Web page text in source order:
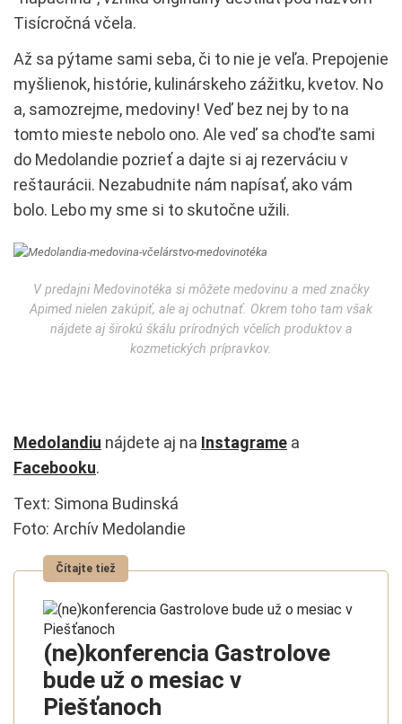
Tisícročná včela.
Až sa pýtame sami seba, či to nie je veľa. Prepojenie
myšlienok, histórie, kulinárskeho zážitku, kvetov. No
a, samozrejme, medoviny! Veď bez nej by to na
tomto mieste nebolo ono. Ale veď sa choďte sami
do Medolandie pozrieť a dajte si aj rezerváciu v
reštaurácii. Nezabudnite nám napísať, ako vám
bolo. Lebo my sme si to skutočne užili.
V predajni Medovinotéka si môžete medovinu a med značky
Apimed nielen zakúpiť, ale aj ochutnať. Okrem toho tam však
nájdete aj širokú škálu prírodných včelích produktov a
kozmetických prípravkov.
Medolandiu nájdete aj na Instagrame a
Facebooku.
Text: Simona Budinská
Foto: Archív Medolandie
(ne)konferencia Gastrolove
bude už o mesiac v
Piešťanoch